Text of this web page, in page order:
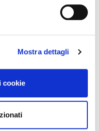
Mostra dettagli
cookie